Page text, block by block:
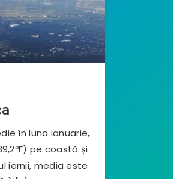
în luna ianuarie,
pe coastă și
iernii, media este